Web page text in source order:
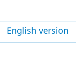
English version